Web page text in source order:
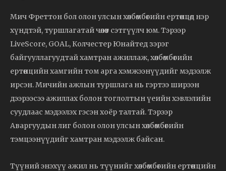
Мич Фреттон бол олон улсын хөлбөмбөгийн ертөнцөд нэр
хүндтэй, туршлагатай чөлөөт сэтгүүлч юм. Тэрээр
LiveScore, GOAL, Колчестер Юнайтед зэрэг
байгууллагуудтай хамтран ажиллаж, хөлбөмбөгийн
ертөнцийн хамгийн том арга хэмжээнүүдийг мэдээлж
ирсэн. Мичийн ажлын туршлага нь гэртээ ширээн
дээрээсээ ажиллах болон тоглолтын үеийн хэвлэлийн
суудлаас мэдээлэх гэсэн хоёр талтай. Тэрээр
Аваргуудын лиг болон олон улсын хөлбөмбөгийн
тэмцээнүүдийг хамтран мэдээлж байсан.
Түүний энэхүү ажил нь түүнийг хөлбөмбөгийн ертөнцийн